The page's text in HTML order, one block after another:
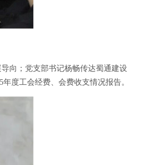
向；党支部书记杨畅传达蜀通建设
度工会经费、会费收支情况报告。